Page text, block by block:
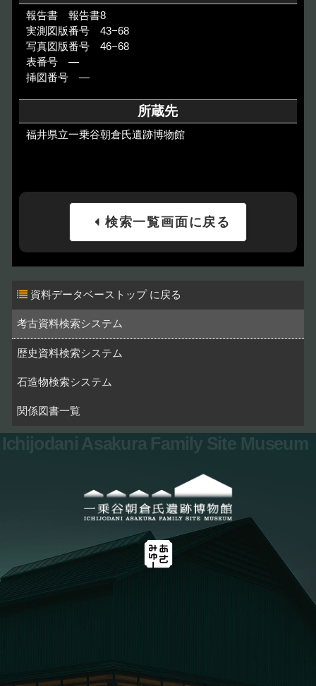
報告書 報告書8
実測図版番号 43−68
写真図版番号 46−68
表番号 ―
挿図番号 ―
所蔵先
福井県立一乗谷朝倉氏遺跡博物館
検索一覧画面に戻る
資料データベーストップ
考古資料検索システム
歴史資料検索システム
石造物検索システム
関係図書一覧
Ichijodani Asakura Family Site Museum